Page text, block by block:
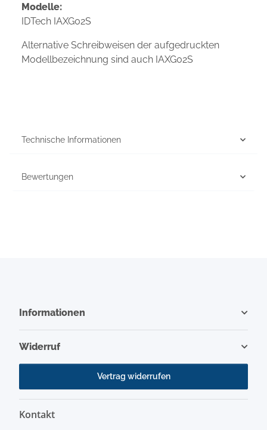
Modelle:
IDTech IAXG02S
Alternative Schreibweisen der aufgedruckten
Modellbezeichnung sind auch IAXG02S
Technische Informationen
Bewertungen
Informationen
Widerruf
Vertrag widerrufen
Kontakt